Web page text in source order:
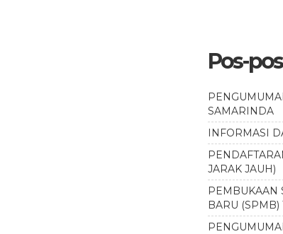
Pos-
SAMARINDA
INFORMASI
JARAK JAUH)
PEMBUKAAN
BARU